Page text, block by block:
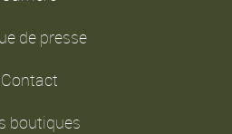
de presse
Contact
boutiques